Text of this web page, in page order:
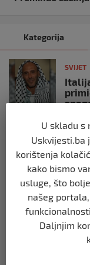
Kategorija
SVIJET
prije
SVIJET
Brod
i
vijori
prije
U skladu s
Uskvijesti.ba
korištenja
kako bismo
usluge, što
našeg
Daljnjim